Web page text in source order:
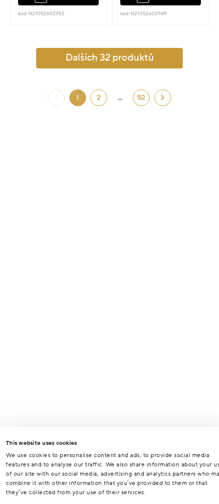
This website uses cookies
We use cookies to personalise content and ads, to provide social media
features and to analyse our traffic. We also share information about your
of our site with our social media, advertising and analytics partners who
combine it with other information that you’ve provided to them or that
they’ve collected from your use of their services.
kód: N21052602953 kód: N21052602949
Dalších 32 produktů
1 2 ... 52